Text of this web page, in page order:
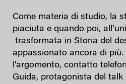
Come materia di studio, la
piaciuta e quando poi,
trasformata in Storia del
appassionato ancora di più.
l’argomento, contatto
Guida, protagonista del talk